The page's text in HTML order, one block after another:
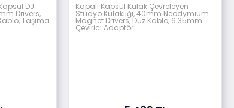
DJ
Drivers,
Taşıma
Kapalı Kapsül Kulak Çevreleyen
Stüdyo Kulaklığı, 40mm Neodymium
Magnet Drivers, Düz Kablo, 6.35mm
Çevirici Adaptör